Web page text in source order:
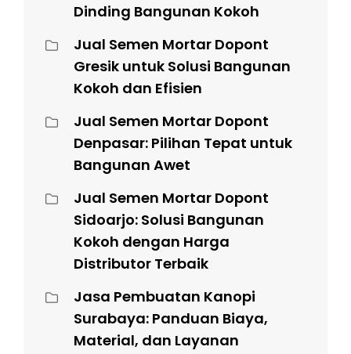
Dinding Bangunan Kokoh
Jual Semen Mortar Dopont
Gresik untuk Solusi Bangunan
Kokoh dan Efisien
Jual Semen Mortar Dopont
Denpasar: Pilihan Tepat untuk
Bangunan Awet
Jual Semen Mortar Dopont
Sidoarjo: Solusi Bangunan
Kokoh dengan Harga
Distributor Terbaik
Jasa Pembuatan Kanopi
Surabaya: Panduan Biaya,
Material, dan Layanan